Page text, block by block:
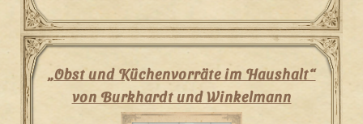
„Obst und Küchenvorräte im Haushalt“
von Burkhardt und Winkelmann